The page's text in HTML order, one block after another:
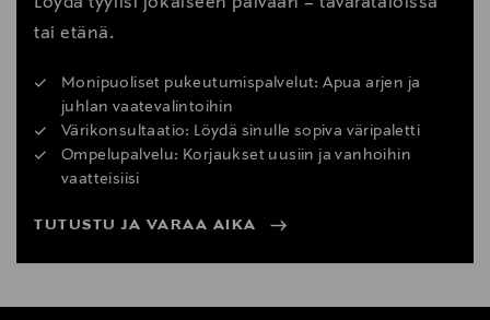
tai etänä.
Monipuoliset pukeutumispalvelut: Apua arjen ja
juhlan vaatevalintoihin
Värikonsultaatio: Löydä sinulle sopiva väripaletti
Ompelupalvelu: Korjaukset uusiin ja vanhoihin
vaatteisiisi
TUTUSTU JA VARAA AIKA